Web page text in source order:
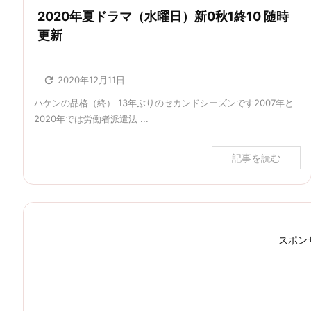
2020年夏ドラマ（水曜日）新0秋1終10 随時
更新
 2020年12月11日
ハケンの品格（終） 13年ぶりのセカンドシーズンです2007年と
2020年では労働者派遣法 ...
記事を読む
スポン